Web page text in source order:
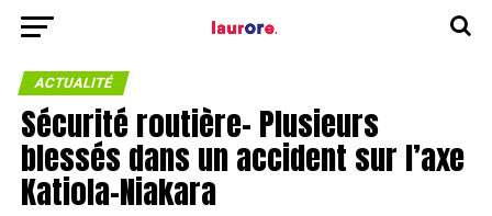
ACTUALITÉ
Sécurité routière- Plusieurs
blessés dans un accident sur l’axe
Katiola-Niakara